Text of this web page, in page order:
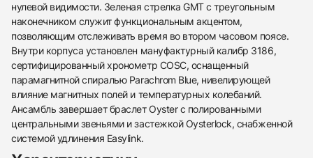
нулевой видимости. Зеленая стрелка GMT с треугольным
наконечником служит функциональным акцентом,
позволяющим отслеживать время во втором часовом поясе.
Внутри корпуса установлен мануфактурный калибр 3186,
сертифицированный хронометр COSC, оснащенный
парамагнитной спиралью Parachrom Blue, нивелирующей
влияние магнитных полей и температурных колебаний.
Ансамбль завершает браслет Oyster с полированными
центральными звеньями и застежкой Oysterlock, снабженной
системой удлинения Easylink.
Трейд-ин часов